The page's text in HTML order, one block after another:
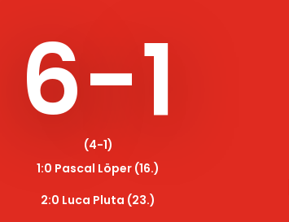
6-1
(4-1)
1:0 Pascal Löper (16.)
2:0 Luca Pluta (23.)